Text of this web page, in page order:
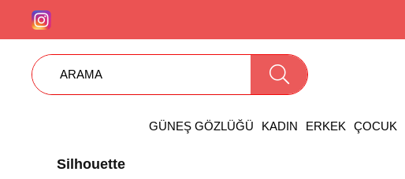
GÜNEŞ GÖZLÜĞÜ KADIN ERKEK ÇOCUK
Silhouette